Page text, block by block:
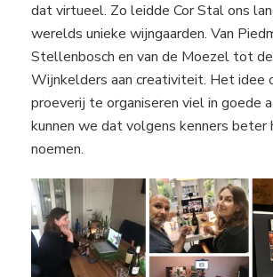
dat virtueel. Zo leidde Cor Stal ons
werelds unieke wijngaarden. Van
Stellenbosch en van de Moezel tot de
Wijnkelders aan creativiteit. Het idee
proeverij te organiseren viel in goede
kunnen we dat volgens kenners beter
noemen.